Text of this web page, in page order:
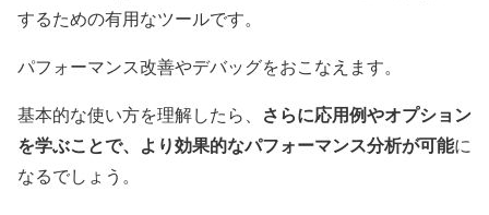
するための有用なツールです。
パフォーマンス改善やデバッグをおこなえます。
基本的な使い方を理解したら、 さらに応用例やオプション
を学ぶことで、より効果的なパフォーマンス分析が可能に
なるでしょう。